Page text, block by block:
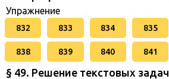
Упражнение
832 833 834 835
838 839 840 841
§ 49. Решение текстовых задач